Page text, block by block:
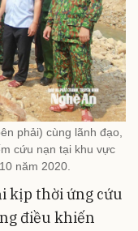
phải) cùng lãnh đạo,
cứu nạn tại khu vực
năm 2020.
kịp thời ứng cứu
điều khiến